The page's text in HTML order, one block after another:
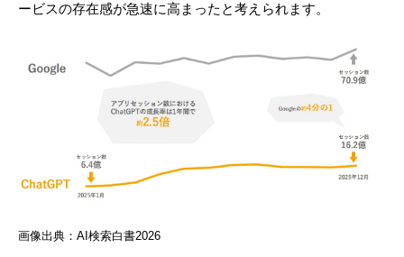
ービスの存在感が急速に高まったと考えられます。
画像出典：AI検索白書2026